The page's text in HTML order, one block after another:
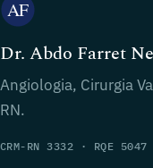
Dr. Abdo Farret
Angiologia, Cirurgia
RN.
CRM-RN 3332 · RQE 5047